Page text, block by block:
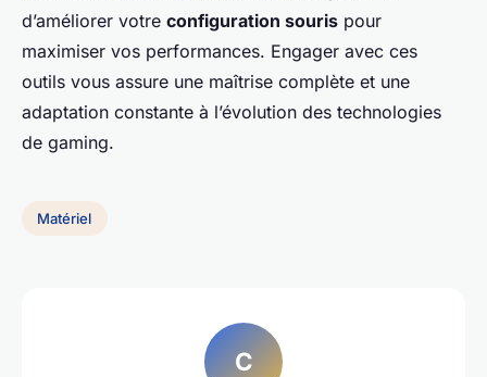
d’améliorer votre configuration souris pour
maximiser vos performances. Engager avec ces
outils vous assure une maîtrise complète et une
adaptation constante à l’évolution des technologies
de gaming.
Matériel
C